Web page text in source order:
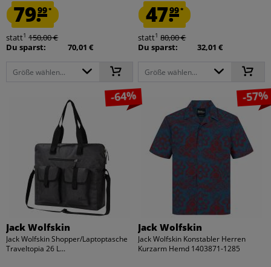
79.99*
statt1 150,00 €
Du sparst:
70,01 €
Größe wählen...
47.99*
statt1 80,00 €
Du sparst:
32,01 €
Größe wählen...
-64%
Jack Wolfskin
Jack Wolfskin Shopper/Laptoptasche
Traveltopia 26 L...
-57%
Jack Wolfskin
Jack Wolfskin Konstabler Herren
Kurzarm Hemd 1403871-1285